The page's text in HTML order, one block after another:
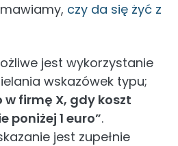
czy da się żyć z
jest wykorzystanie
wskazówek typu;
w firmę X, gdy koszt
poniżej 1 euro”.
jest zupełnie